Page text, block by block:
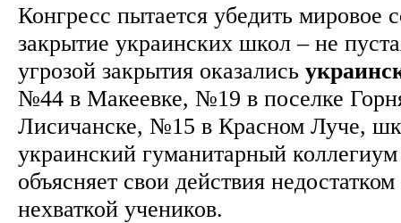
Конгресс пытается убедить мировое
закрытие украинских школ – не
угрозой закрытия оказались
№44 в Макеевке, №19 в поселке
Лисичанске, №15 в Красном Луче,
украинский гуманитарный
объясняет свои действия
нехваткой учеников.